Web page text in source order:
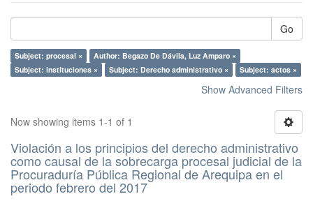
Go
Subject: procesal ×
Author: Begazo De Dávila, Luz Amparo ×
Subject: instituciones ×
Subject: Derecho administrativo × Subject: actos ×
Show Advanced Filters
Now showing items 1-1 of 1
Violación a los principios del derecho administrativo
como causal de la sobrecarga procesal judicial de la
Procuraduría Pública Regional de Arequipa en el
periodo febrero del 2017